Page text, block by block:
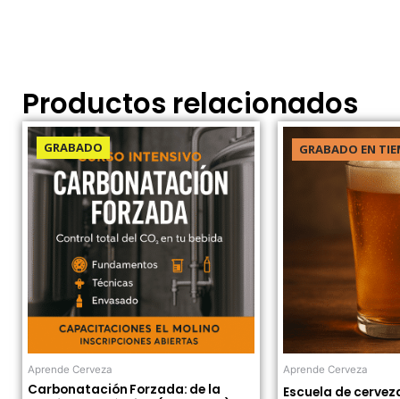
Productos relacionados
GRABADO
Aprende Cerveza
Carbonatación Forzada: de la
El
precio
original
era:
40.00USD.
El
actual
es:
20.00USD.
GRABADO EN
Aprende Cerveza
Escuela de
El
precio
original
era: